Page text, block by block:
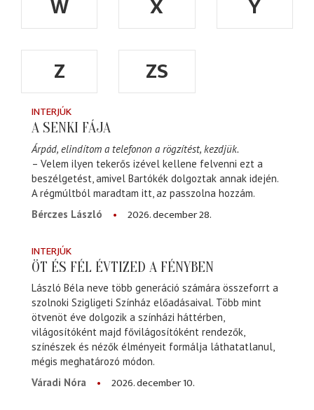
W X
Y
Z
ZS
INTERJÚK
A SENKI FÁJA
Árpád, elindítom a telefonon a rögzítést, kezdjük.
– Velem ilyen tekerős izével kellene felvenni ezt a
beszélgetést, amivel Bartókék dolgoztak annak idején.
A régmúltból maradtam itt, az passzolna hozzám.
Bérczes László
2026. december 28.
INTERJÚK
ÖT ÉS FÉL ÉVTIZED A FÉNYBEN
László Béla neve több generáció számára összeforrt a
szolnoki Szigligeti Színház előadásaival. Több mint
ötvenöt éve dolgozik a színházi háttérben,
világosítóként majd fővilágosítóként rendezők,
színészek és nézők élményeit formálja láthatatlanul,
mégis meghatározó módon.
Váradi Nóra
2026. december 10.